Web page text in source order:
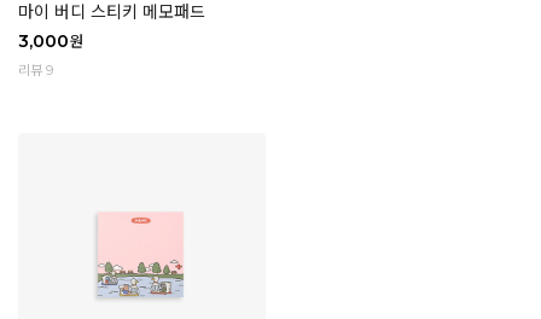
마이 버디 스티키 메모패드
3,000원
리뷰 9